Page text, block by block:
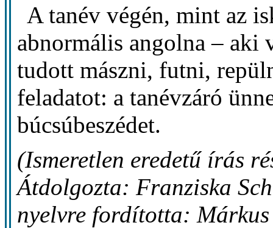
A tanév végén, mint az
abnormális angolna –
tudott mászni, futni,
feladatot: a tanévzáró
búcsúbeszédet.
(Ismeretlen eredetű írás
Átdolgozta: Franziska
nyelvre fordította: